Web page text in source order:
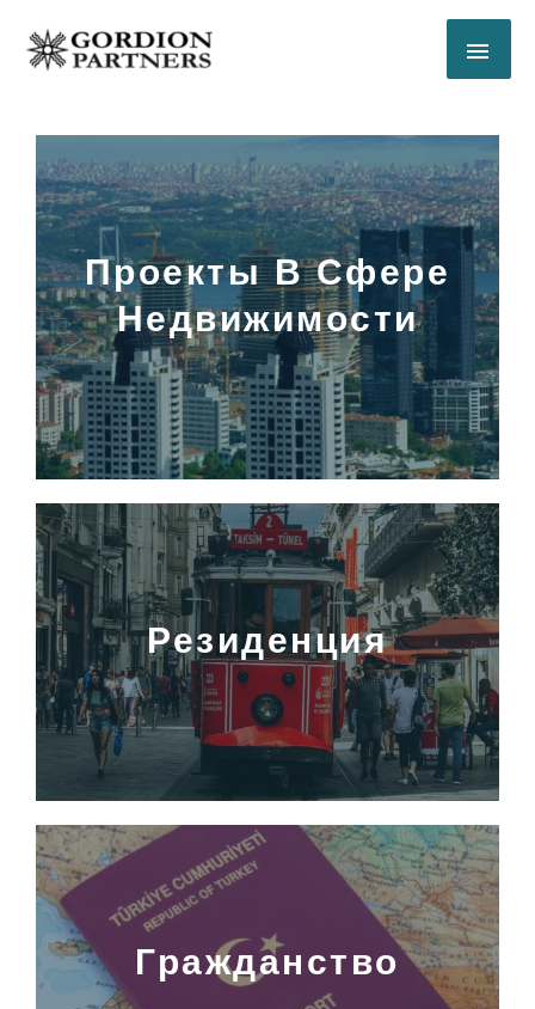
содержимому
Проекты В Сфере
Недвижимости
Резиденция
Гражданство